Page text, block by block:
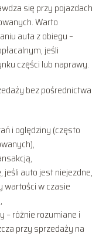
się przy pojazdach
Warto
auta z obiegu –
jeśli
części lub naprawy.
bez pośrednictwa
i oględziny (często
jeśli auto jest niejezdne,
wartości w czasie
– różnie rozumiane i
przy sprzedaży na